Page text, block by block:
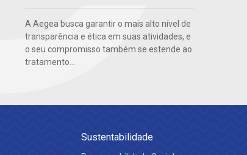
A Aegea busca garantir o mais alto nível de
transparência e ética em suas atividades, e
o seu compromisso também se estende ao
tratamento...
Sustentabilidade